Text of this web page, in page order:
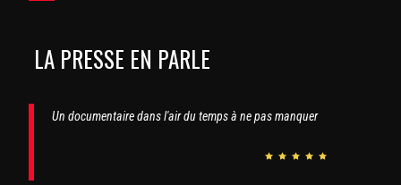
LA PRESSE EN PARLE
Un documentaire dans l'air du temps à ne pas manquer